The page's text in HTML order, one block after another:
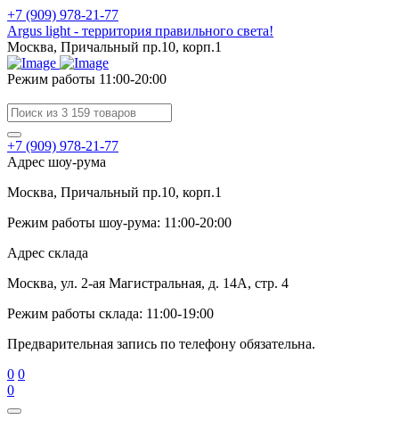
+7 (909) 978-21-77
Argus light - территория правильного света!
Москва, Причальный пр.10, корп.1
Режим работы 11:00-20:00
+7 (909) 978-21-77
Адрес шоу-рума
Москва, Причальный пр.10, корп.1
Режим работы шоу-рума: 11:00-20:00
Адрес склада
Москва, ул. 2-ая Магистральная, д. 14А, стр. 4
Режим работы склада: 11:00-19:00
Предварительная запись по телефону обязательна.
0 0
0